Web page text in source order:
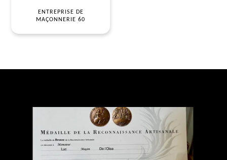
ENTREPRISE DE
MAÇONNERIE 60